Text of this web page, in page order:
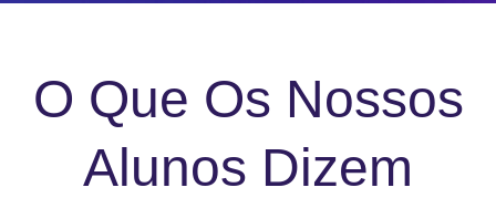
O Que Os Nossos
Alunos Dizem